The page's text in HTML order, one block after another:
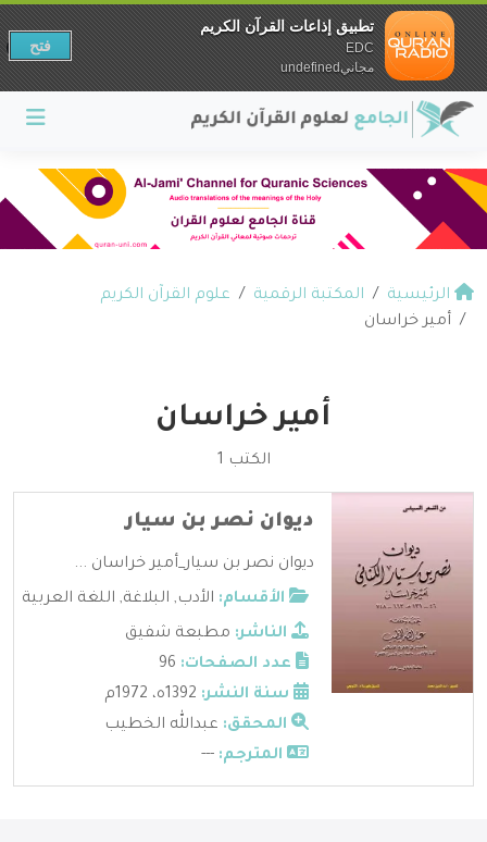
الرئيسية المكتبة الرقمية
علوم القرآن الكريم
أمير خراسان
أمير خراسان
الكتب 1
ديوان نصر بن سيار
ديوان نصر بن سيار_أمير خراسان ...
الأقسام: الأدب, البلاغة, اللغة العربية
الناشر: مطبعة شفيق
عدد الصفحات:
سنة النشر:
المحقق: عبدالله الخطيب
المترجم: ---
تطبيق إذاعات القرآن الكريم
EDC
مجانيundefined
فتح